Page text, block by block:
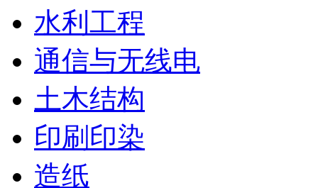
水利工程
通信与无线电
土木结构
印刷印染
造纸